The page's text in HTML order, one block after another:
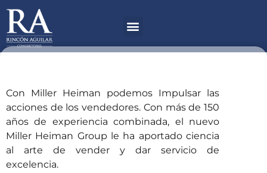
contenido
Menú
Con Miller Heiman podemos Impulsar las
acciones de los vendedores. Con más de 150
años de experiencia combinada, el nuevo
Miller Heiman Group le ha aportado ciencia
al arte de vender y dar servicio de
excelencia.